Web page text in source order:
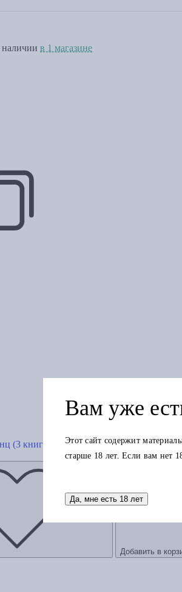
в 1 магазине
(3 книги)
Добавить в
Вам уже
Этот сайт содержит
старше 18 лет. Если вам нет
Да, мне есть 18 лет